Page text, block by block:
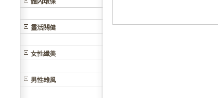
靈活關健
女性纖美
男性雄風